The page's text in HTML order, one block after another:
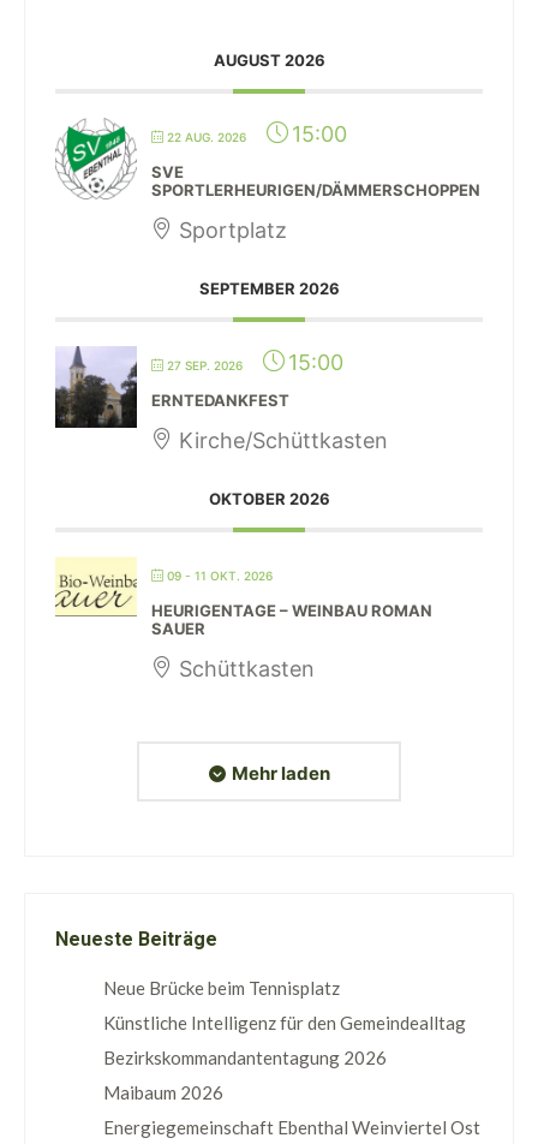
AUGUST 2026
22 AUG. 2026 15:00
SVE
SPORTLERHEURIGEN/DÄMMERSCHOPPEN
Sportplatz
SEPTEMBER 2026
27 SEP. 2026 15:00
ERNTEDANKFEST
Kirche/Schüttkasten
OKTOBER 2026
09 - 11 OKT. 2026
HEURIGENTAGE – WEINBAU ROMAN
SAUER
Schüttkasten
Mehr laden
Neueste Beiträge
Neue Brücke beim Tennisplatz
Künstliche Intelligenz für den Gemeindealltag
Bezirkskommandantentagung 2026
Maibaum 2026
Energiegemeinschaft Ebenthal Weinviertel Ost